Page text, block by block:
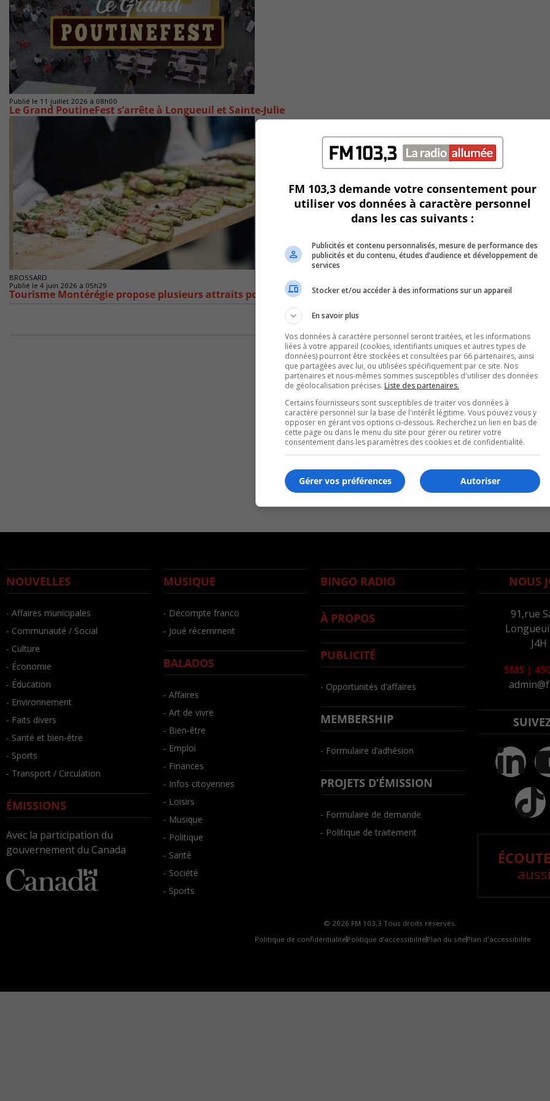
Publié le 11 juillet 2026 à 08h00
Le Grand PoutineFest s’arrête à Longueuil et Sainte-Julie
BROSSARD
Publié le 4 juin 2026 à 05h29
Tourisme Montérégie propose plusieurs attraits pour la période estivale
NOUVELLES
- Affaires municipales
- Communauté / Social
- Culture
- Économie
- Éducation
- Environnement
- Faits divers
- Santé et bien-être
- Sports
- Transport / Circulation
ÉMISSIONS
Avec la participation du
gouvernement du Canada
MUSIQUE
- Décompte franco
- Joué récemment
BALADOS
- Affaires
- Art de vivre
- Bien-être
- Emploi
- Finances
- Infos citoyennes
- Loisirs
- Musique
- Politique
- Santé
- Société
- Sports
BINGO RADIO
À PROPOS
PUBLICITÉ
- Opportunités d’affaires
MEMBERSHIP
- Formulaire d’adhésion
PROJETS D’ÉMISSION
- Formulaire de demande
- Politique de traitement
NOUS
91,rue
SMS |
© 2026 FM 103,3 Tous droits réservés.
Politique de confidentialité Politique d’accessibilité Plan du site Plan d'accessibilite
FM 103,3 demande votre consentement pour
utiliser vos données à caractère personnel
dans les cas suivants :
Publicités et contenu personnalisés, mesure de performance des
publicités et du contenu, études d’audience et développement de
services
Stocker et/ou accéder à des informations sur un appareil
En savoir plus
Vos données à caractère personnel seront traitées, et les informations
liées à votre appareil (cookies, identifiants uniques et autres types de
données) pourront être stockées et consultées par 66 partenaires, ainsi
que partagées avec lui, ou utilisées spécifiquement par ce site. Nos
partenaires et nous-mêmes sommes susceptibles d'utiliser des données
de géolocalisation précises. Liste des partenaires.
Certains fournisseurs sont susceptibles de traiter vos données à
caractère personnel sur la base de l'intérêt légitime. Vous pouvez vous y
opposer en gérant vos options ci-dessous. Recherchez un lien en bas de
cette page ou dans le menu du site pour gérer ou retirer votre
consentement dans les paramètres des cookies et de confidentialité.
Autoriser
Gérer vos préférences